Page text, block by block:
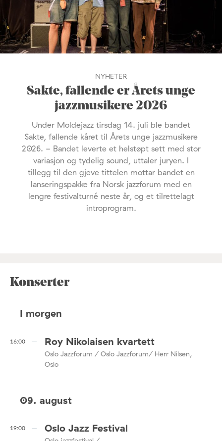
NYHETER
Sakte, fallende er Årets unge
jazzmusikere 2026
Under Moldejazz tirsdag 14. juli ble bandet
Sakte, fallende kåret til Årets unge jazzmusikere
2026. - Bandet leverte et helstøpt sett med stor
variasjon og tydelig sound, uttaler juryen. I
tillegg til den gjeve tittelen mottar bandet en
lanseringspakke fra Norsk jazzforum med en
lengre festivalturné neste år, og et tilrettelagt
introprogram.
Konserter
I morgen
16:00 Roy Nikolaisen kvartett
Oslo Jazzforum / Oslo Jazzforum/ Herr Nilsen,
Oslo
09. august
19:00 Oslo Jazz Festival